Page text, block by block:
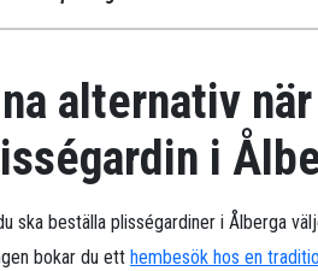
alternativ
i
ska beställa plisségardiner i Ålberga
bokar du ett hembesök hos en